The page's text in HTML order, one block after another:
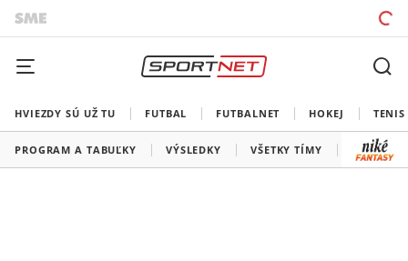
HVIEZDY SÚ UŽ TU FUTBAL FUTBALNET HOKEJ TENIS
PROGRAM A TABUĽKY VÝSLEDKY VŠETKY TÍMY